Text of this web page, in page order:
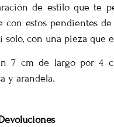
de estilo que te
con estos pendientes
solo, con una pieza que
7 cm de largo por 4
y arandela.